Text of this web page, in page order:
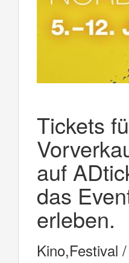
Tickets
auf
das
erleben.
Kino,Festival